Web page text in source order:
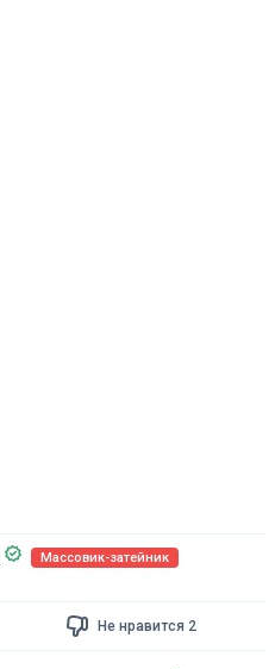
Массовик-затейник
Не нравится 2